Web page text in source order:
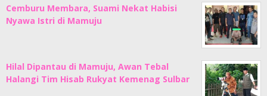
Cemburu Membara, Suami Nekat Habisi
Nyawa Istri di Mamuju
Hilal Dipantau di Mamuju, Awan Tebal
Halangi Tim Hisab Rukyat Kemenag Sulbar